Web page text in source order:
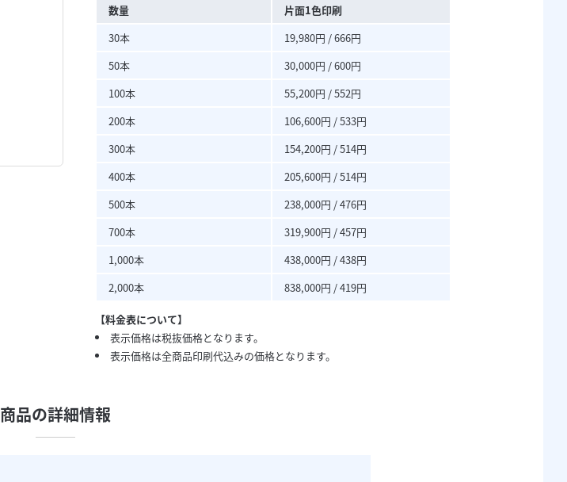
数量
片面1色印刷
30本
19,980円 / 666円
50本
30,000円 / 600円
100本
55,200円 / 552円
200本
106,600円 / 533円
300本
154,200円 / 514円
400本
205,600円 / 514円
500本
238,000円 / 476円
700本
319,900円 / 457円
1,000本
438,000円 / 438円
2,000本
838,000円 / 419円
【料金表について】
表示価格は税抜価格となります。
表示価格は全商品印刷代込みの価格となります。
商品の詳細情報